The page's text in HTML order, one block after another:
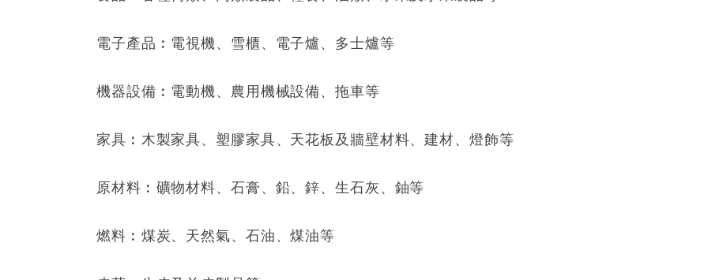
電子產品︰電視機、雪櫃、電子爐、多士爐等
機器設備︰電動機、農用機械設備、拖車等
家具︰木製家具、塑膠家具、天花板及牆壁材料、建材、燈飾等
原材料︰礦物材料、石膏、鉛、鋅、生石灰、鈾等
燃料︰煤炭、天然氣、石油、煤油等